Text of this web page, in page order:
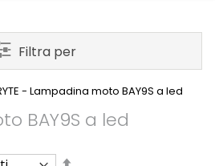
- Lampadina moto BAY9S a led
BAY9S a led
Imposta
Filtra per